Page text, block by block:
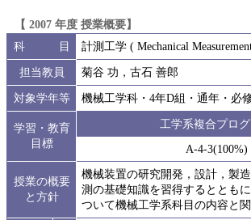
【 2007 年度 授業概要】
科 目
計測工学 ( Mechanical
担当教員
菊谷 功，古石 善郎
対象学年等
機械工学科・4年D組・通年・必
学習・教育
目標
工学系複合プロ
A-4-3(100%)
授業の概要
と方針
機械装置の研究開発，設計，製
測の基礎知識を習得するととも
ついて機械工学系科目の内容と